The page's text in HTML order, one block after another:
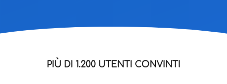
PIÙ DI 1.200 UTENTI CONVINTI